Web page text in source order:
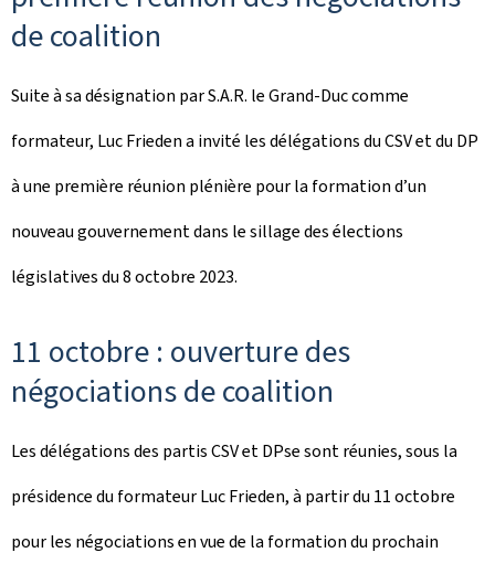
de coalition
Suite à sa désignation par S.A.R. le Grand-Duc comme
formateur, Luc Frieden a invité les délégations du CSV et du DP
à une première réunion plénière pour la formation d’un
nouveau gouvernement dans le sillage des élections
législatives du 8 octobre 2023.
11 octobre : ouverture des
négociations de coalition
Les délégations des partis CSV et DPse sont réunies, sous la
présidence du formateur Luc Frieden, à partir du 11 octobre
pour les négociations en vue de la formation du prochain